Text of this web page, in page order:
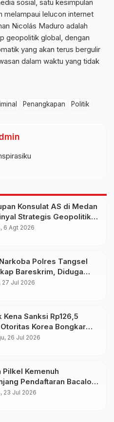
sosial, satu kesimpulan
melampaui lelucon internet
Nicolás Maduro adalah
geopolitik global, dengan
yang akan terus bergulir
dalam waktu yang tidak
Penangkapan
Politik
Konsulat AS di Medan
Strategis Geopolitik
Indonesia
6 Agt 2026
Polres Tangsel
Bareskrim, Diduga
Jaringan Narkoba
27 Jul 2026
Kena Sanksi Rp126,5
Korea Bongkar
Data Pribadi
26 Jul 2026
Pilkel Kemenuh
Pendaftaran Bacalon
23 Jul 2026